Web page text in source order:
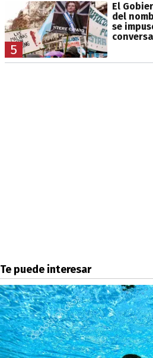
5
El
del
se